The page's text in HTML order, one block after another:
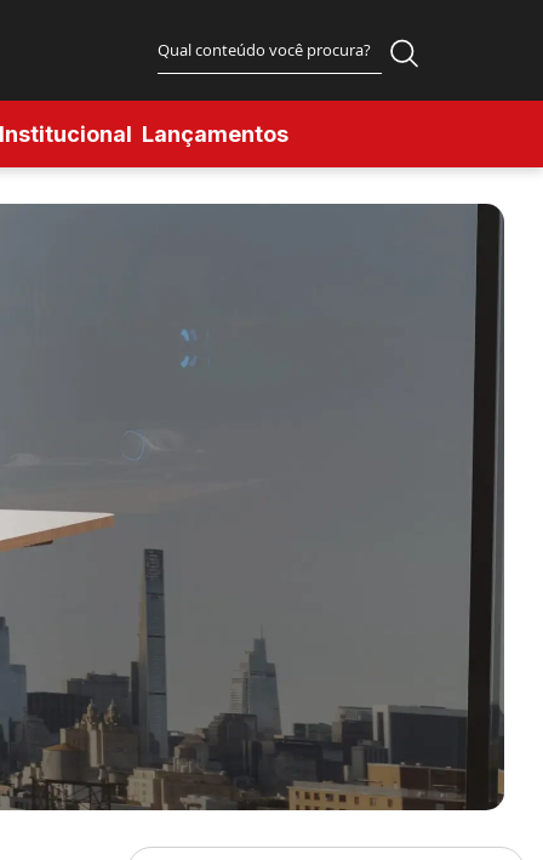
Institucional Lançamentos